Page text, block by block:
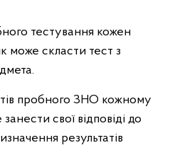
тестування кожен
може скласти тест з
пробного ЗНО кожному
свої відповіді до
результатів